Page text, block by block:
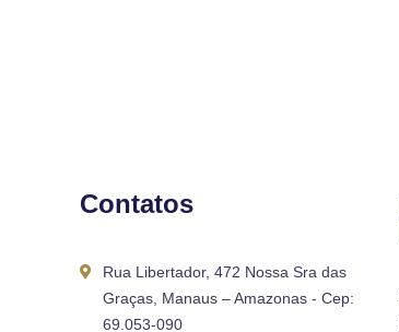
Contatos
Rua Libertador, 472 Nossa Sra das
Graças, Manaus – Amazonas - Cep:
69.053-090